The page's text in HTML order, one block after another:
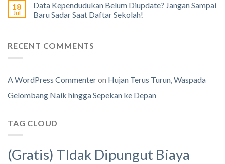
18
Jul
Data Kependudukan Belum Diupdate? Jangan Sampai
Baru Sadar Saat Daftar Sekolah!
RECENT COMMENTS
A WordPress Commenteron Hujan Terus Turun, Waspada
Gelombang Naik hingga Sepekan ke Depan
TAG CLOUD
(Gratis) TIdak Dipungut Biaya